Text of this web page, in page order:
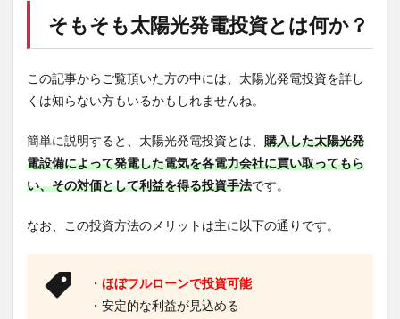
そもそも太陽光発電投資とは何か？
この記事からご覧頂いた方の中には、太陽光発電投資を詳し
くは知らない方もいるかもしれませんね。
簡単に説明すると、太陽光発電投資とは、 購入した太陽光発
電設備によって発電した電気を各電力会社に買い取ってもら
い、その対価として利益を得る投資手法です。
なお、この投資方法のメリットは主に以下の通りです。
・ ほぼフルローンで投資可能
・安定的な利益が見込める